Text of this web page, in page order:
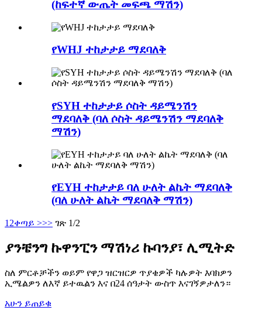
(ከፍተኛ ውጤት መፍጫ ማሽን)
የWHJ ተከታታይ ማደባለቅ
የSYH ተከታታይ ሶስት ዳይሜንሽን
ማደባለቅ (ባለ ሶስት ዳይሜንሽን ማደባለቅ
ማሽን)
የEYH ተከታታይ ባለ ሁለት ልኬት ማደባለቅ
(ባለ ሁለት ልኬት ማደባለቅ ማሽን)
1 2ቀጣይ >>> ገጽ 1/2
ያንቼንግ ኩዋንፒን ማሽነሪ ኩባንያ፣ ሊሚትድ
ስለ ምርቶቻችን ወይም የዋጋ ዝርዝርዎ ጥያቄዎች ካሉዎት እባክዎን
ኢሜልዎን ለእኛ ይተዉልን እና በ24 ሰዓታት ውስጥ እናገኝዎታለን።
አሁን ይጠይቁ